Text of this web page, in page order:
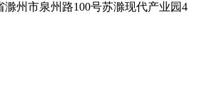
滁州市泉州路100号苏滁现代产业园4